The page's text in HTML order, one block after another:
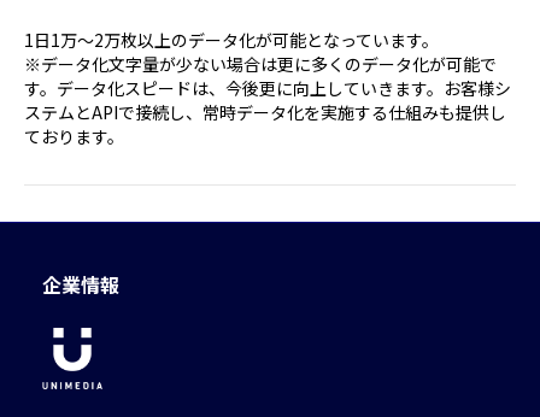
1日1万〜2万枚以上のデータ化が可能となっています。
※データ化文字量が少ない場合は更に多くのデータ化が可能で
す。データ化スピードは、今後更に向上していきます。お客様シ
ステムとAPIで接続し、常時データ化を実施する仕組みも提供し
ております。
企業情報